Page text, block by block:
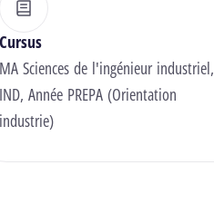
Cursus
MA Sciences de l'ingénieur industriel,
IND, Année PREPA (Orientation
industrie)